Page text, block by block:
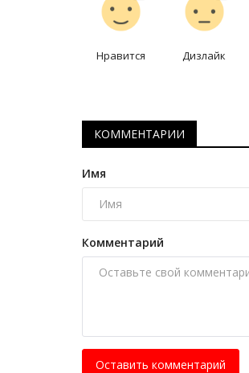
Нравится Дизлайк
КОММЕНТАРИИ
Имя
Комментарий
Оставить комментарий
Гости из Чехии
трамвайный
Июль 22, 2026 0